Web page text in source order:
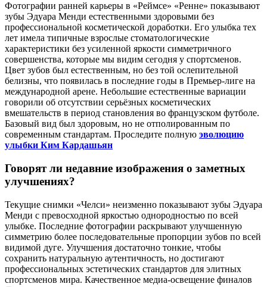
Фотографии ранней карьеры в «Реймсе» «Ренне» показывают
зубы Эдуара Менди естественными здоровыми без
профессиональной косметической доработки. Его улыбка тех
лет имела типичные взрослые стоматологические
характеристики без усиленной яркости симметричного
совершенства, которые мы видим сегодня у спортсменов.
Цвет зубов был естественным, но без той ослепительной
белизны, что появилась в последние годы в Премьер-лиге на
международной арене. Небольшие естественные вариации
говорили об отсутствии серьёзных косметических
вмешательств в период становления во французском футболе.
Базовый вид был здоровым, но не отполированным по
современным стандартам. Проследите полную эволюцию
улыбки Ким Кардашьян
Говорят ли недавние изображения о заметных
улучшениях?
Текущие снимки «Челси» неизменно показывают зубы Эдуара
Менди с превосходной яркостью однородностью по всей
улыбке. Последние фотографии раскрывают улучшенную
симметрию более последовательные пропорции зубов по всей
видимой дуге. Улучшения достаточно тонкие, чтобы
сохранить натуральную аутентичность, но достигают
профессиональных эстетических стандартов для элитных
спортсменов мира. Качественное медиа-освещение финалов